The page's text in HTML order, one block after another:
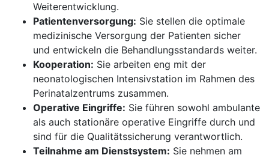
Weiterentwicklung.
Patientenversorgung: Sie stellen die optimale
medizinische Versorgung der Patienten sicher
und entwickeln die Behandlungsstandards weiter.
Kooperation: Sie arbeiten eng mit der
neonatologischen Intensivstation im Rahmen des
Perinatalzentrums zusammen.
Operative Eingriffe: Sie führen sowohl ambulante
als auch stationäre operative Eingriffe durch und
sind für die Qualitätssicherung verantwortlich.
Teilnahme am Dienstsystem: Sie nehmen am